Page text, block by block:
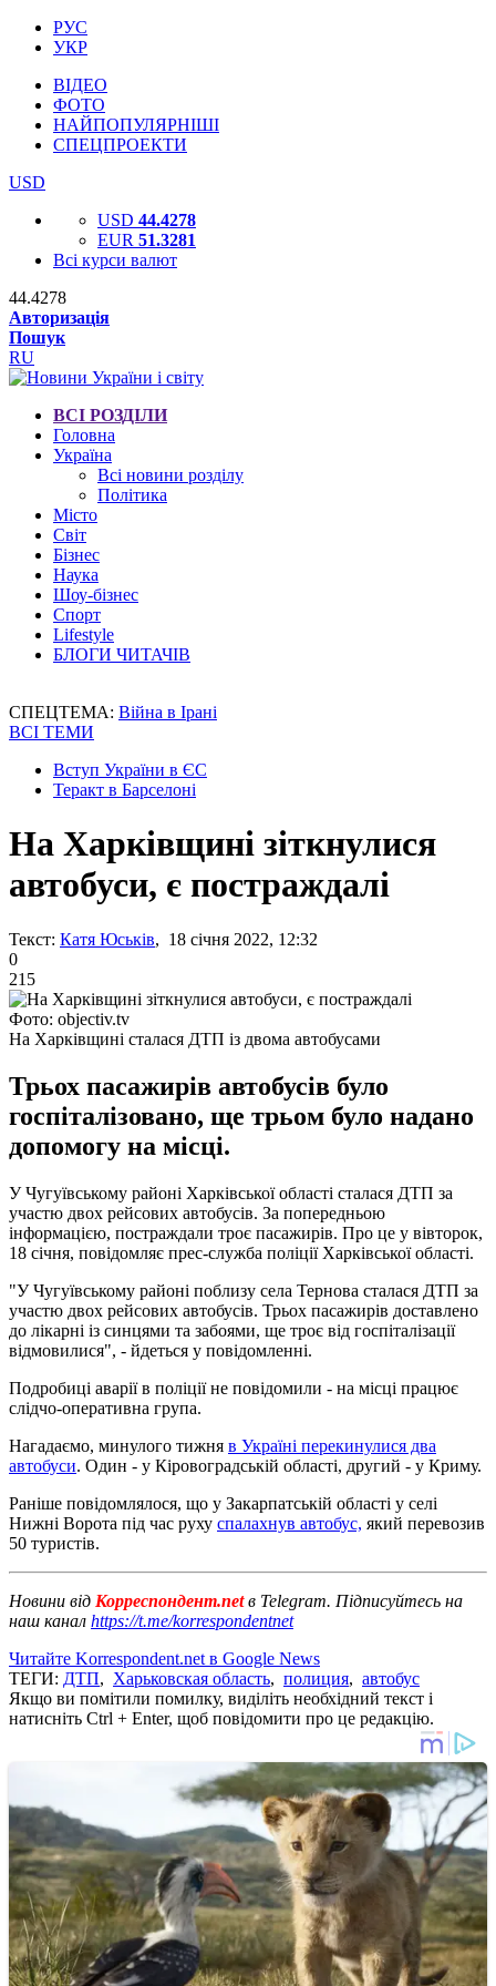
РУС
УКР
ВІДЕО
ФОТО
НАЙПОПУЛЯРНІШІ
СПЕЦПРОЕКТИ
USD
USD 44.4278
EUR 51.3281
Всі курси валют
44.4278
Авторизація
Пошук
RU
ВСІ РОЗДІЛИ
Головна
Україна
Всі новини розділу
Політика
Місто
Світ
Бізнес
Наука
Шоу-бізнес
Спорт
Lifestyle
БЛОГИ ЧИТАЧІВ
СПЕЦТЕМА: Війна в Ірані
ВСІ ТЕМИ
Вступ України в ЄС
Теракт в Барселоні
На Харківщині зіткнулися
автобуси, є постраждалі
Текст: Катя Юськів, 18 січня 2022, 12:32
0
215
Фото: objectiv.tv
На Харківщині сталася ДТП із двома автобусами
Трьох пасажирів автобусів було
госпіталізовано, ще трьом було надано
допомогу на місці.
У Чугуївському районі Харківської області сталася ДТП за
участю двох рейсових автобусів. За попередньою
інформацією, постраждали троє пасажирів. Про це у вівторок,
18 січня, повідомляє прес-служба поліції Харківської області.
"У Чугуївському районі поблизу села Тернова сталася ДТП за
участю двох рейсових автобусів. Трьох пасажирів доставлено
до лікарні із синцями та забоями, ще троє від госпіталізації
відмовилися", - йдеться у повідомленні.
Подробиці аварії в поліції не повідомили - на місці працює
слідчо-оперативна група.
Нагадаємо, минулого тижня в Україні перекинулися два
автобуси. Один - у Кіровоградській області, другий - у Криму.
Раніше повідомлялося, що у Закарпатській області у селі
Нижні Ворота під час руху спалахнув автобус, який перевозив
50 туристів.
Новини від Корреспондент.netв Telegram. Підписуйтесь на
наш канал https://t.me/korrespondentnet
Читайте Korrespondent.net в Google News
ТЕГИ: ДТП, Харьковская область, полиция, автобус
Якщо ви помітили помилку, виділіть необхідний текст і
натисніть Ctrl + Enter, щоб повідомити про це редакцію.